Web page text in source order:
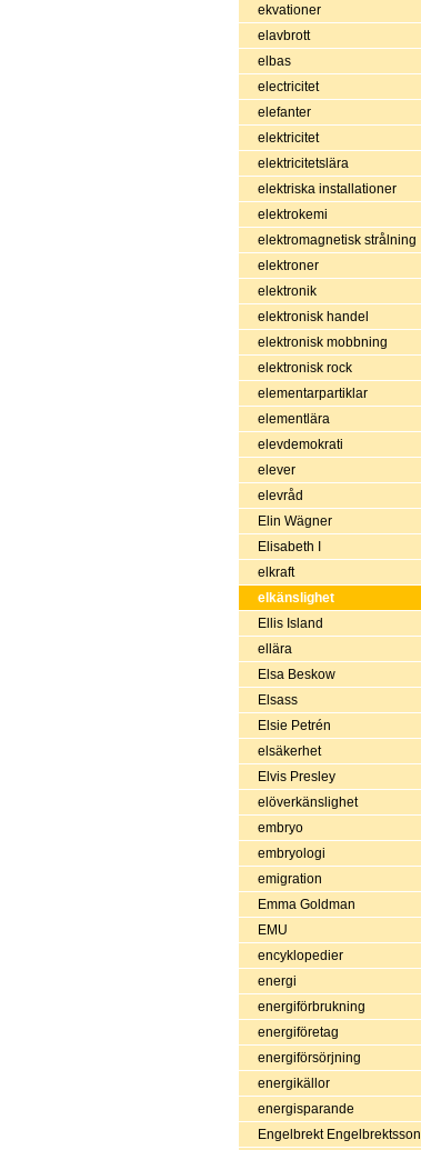
ekvationer
elavbrott
elbas
electricitet
elefanter
elektricitet
elektricitetslära
elektriska installationer
elektrokemi
elektromagnetisk strålning
elektroner
elektronik
elektronisk handel
elektronisk mobbning
elektronisk rock
elementarpartiklar
elementlära
elevdemokrati
elever
elevråd
Elin Wägner
Elisabeth I
elkraft
elkänslighet
Ellis Island
ellära
Elsa Beskow
Elsass
Elsie Petrén
elsäkerhet
Elvis Presley
elöverkänslighet
embryo
embryologi
emigration
Emma Goldman
EMU
encyklopedier
energi
energiförbrukning
energiföretag
energiförsörjning
energikällor
energisparande
Engelbrekt Engelbrektsson